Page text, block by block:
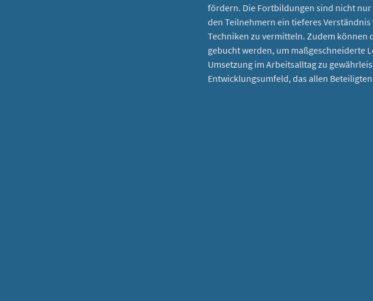
fördern. Die Fortbildungen sind nicht
den Teilnehmern ein tieferes
Techniken zu vermitteln. Zudem können
gebucht werden, um maßgeschneiderte
Umsetzung im Arbeitsalltag zu
Entwicklungsumfeld, das allen